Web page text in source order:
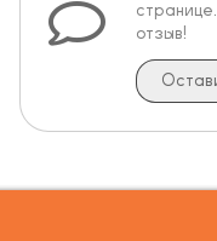
отзыв!